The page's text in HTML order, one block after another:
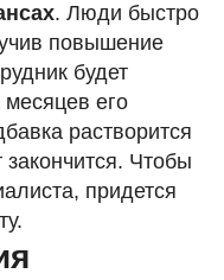
. Люди быстро
повышение
будет
его
растворится
Чтобы
придется